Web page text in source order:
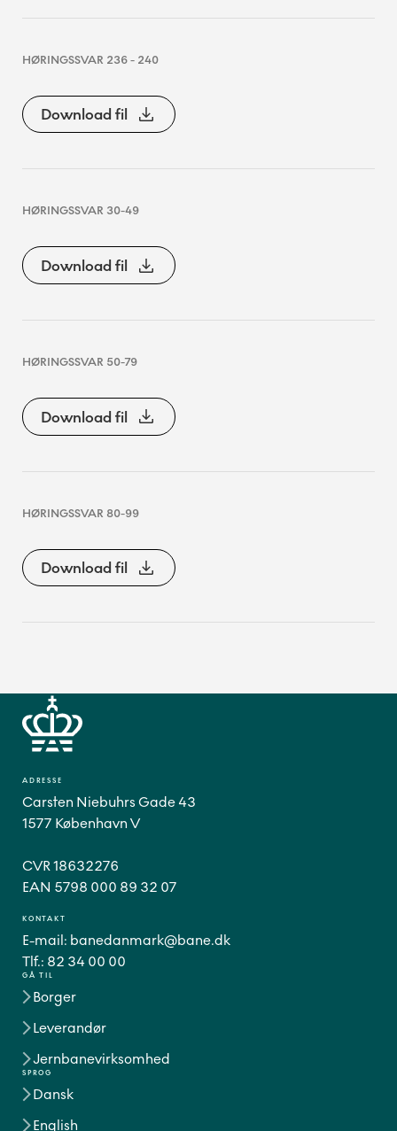
HØRINGSSVAR 236 - 240
Download fil
HØRINGSSVAR 30-49
Download fil
HØRINGSSVAR 50-79
Download fil
HØRINGSSVAR 80-99
Download fil
GÅ TIL
Borger
Leverandør
Jernbanevirksomhed
SPROG
Dansk
English
ADRESSE
Carsten Niebuhrs Gade 43
1577 København V
CVR 18632276
EAN 5798 000 89 32 07
KONTAKT
E-mail: banedanmark@bane.dk
Tlf.: 82 34 00 00